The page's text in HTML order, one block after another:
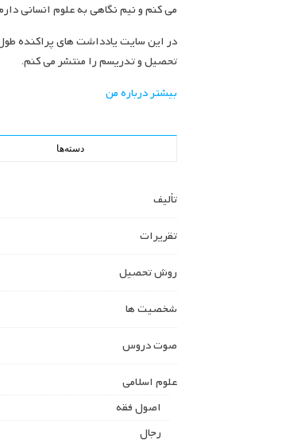
می کنم و نیم نگاهی به علوم انسانی
در این سایت یادداشت های پراکنده
تحصیل و تدریسم را منتشر می کنم.
بیشتر درباره من
دسته‌ها
تألیف
تقریرات
روش تحصیل
شخصیت ها
صوت دروس
علوم اسلامی
اصول فقه
رجال